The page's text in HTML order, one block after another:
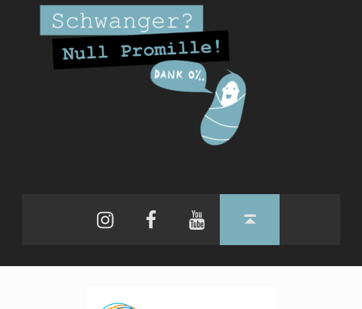
FacebookYouTubeBack to top ↑